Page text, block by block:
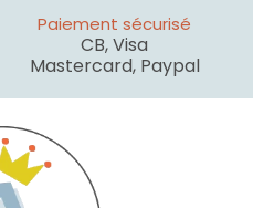
Paiement sécurisé
CB, Visa
Mastercard, Paypal